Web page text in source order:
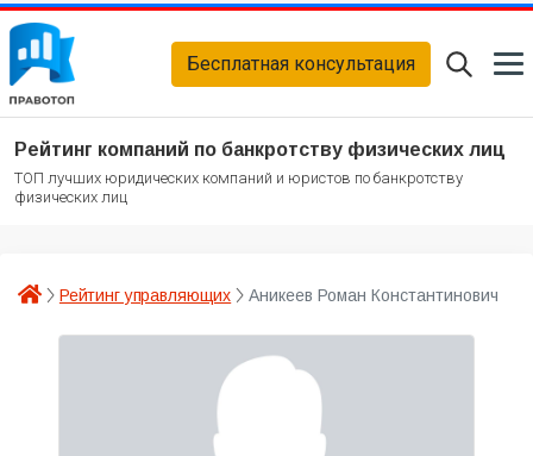
Бесплатная консультация
Рейтинг компаний по банкротству физических лиц
ТОП лучших юридических компаний и юристов по банкротству
физических лиц
Рейтинг управляющих Аникеев Роман Константинович